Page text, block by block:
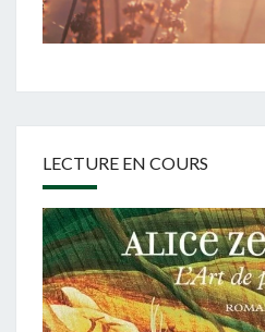
LECTURE EN COURS